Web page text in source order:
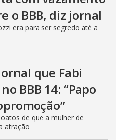
o BBB, diz jornal
era para ser segredo até a
que Fabi
BBB 14: “Papo
de que a mulher de
atração